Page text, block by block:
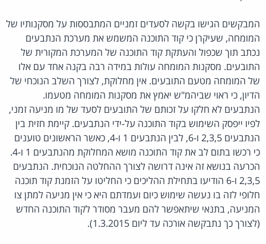
המבקשים הגישו בקשה לסעדים זמניים המתבססות על מסקנותיו של
המומחה, שעיקרן כי קוד התוכנה המשמש את מערכת הנתבעים
נכתב תוך שכפול והעתקת קוד התוכנה של המערכת המקורית של
התובעים. מסקנות המומחה עולות במידה רבה בקנה אחד עם אלו
של המומחה מטעם התובעים. אין מחלוקת, לצורך השלב הנוכחי של
הדיון, כי ראוי שביהמ"ש יאמץ את מסקנות המומחה מטעמו.
הנתבעים לא חלקו על זכותם של התובעים לסעד של מו מניעה זמני,
לפיו ייפסק השימוש בקוד התוכנה על-ידי הנתבעים. קיימת חזית בין
הנתבעים 2,3,5 ו-6, לבין הנתבעים 1 ו-4, כאשר הראשונים טוענים
כי רכשו בתום לב את קוד התוכנה מושא המחלוקת מהנתבעים 1 ו-4.
הכרעה בנושא זה אינה דרושה לצורך ההחלטה הנוכחית. הנתבעים
2,3,5 ו-6 הודיעו בתחילת ההליכים כי החליטו על הזמנת קוד תוכנה
חלופי לזה בו נעשה שימוש כיום ועמדתם היא כי אין מניעה למתן צו
המניעה, בתנאי שיתאפשר להם מעבר מסודר לקוד התוכנה החדש
(לצורך כך נתבקשה אורכה עד ליום 1.3.2015).